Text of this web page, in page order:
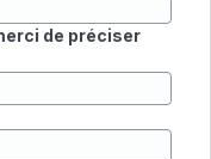
de préciser